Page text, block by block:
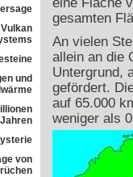
und
Jahren
von
gesamten
An vielen
allein an die
Untergrund,
gefördert.
auf 65.000
weniger als